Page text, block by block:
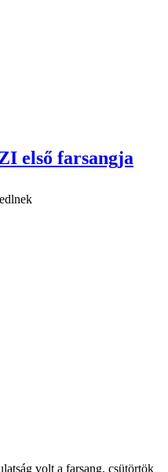
első farsangja
volt a farsang, csütörtök